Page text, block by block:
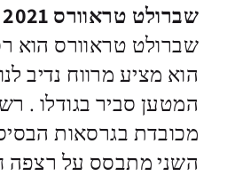
שברולט טראוורס 2021
הוא מציע מרווח נדיב
המטען סביר בגודלו .
מכובדת בגרסאות